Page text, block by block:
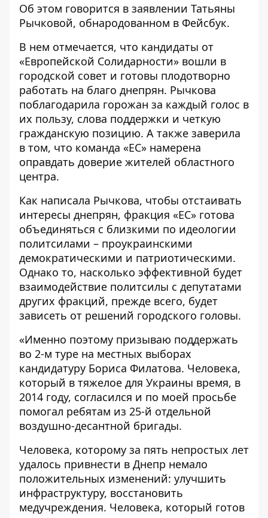
Об этом говорится в заявлении Татьяны
Рычковой, обнародованном в Фейсбук.
В нем отмечается, что кандидаты от
«Европейской Солидарности» вошли в
городской совет и готовы плодотворно
работать на благо днепрян. Рычкова
поблагодарила горожан за каждый голос в
их пользу, слова поддержки и четкую
гражданскую позицию. А также заверила
в том, что команда «ЕС» намерена
оправдать доверие жителей областного
центра.
Как написала Рычкова, чтобы отстаивать
интересы днепрян, фракция «ЕС» готова
объединяться с близкими по идеологии
политсилами – проукраинскими
демократическими и патриотическими.
Однако то, насколько эффективной будет
взаимодействие политсилы с депутатами
других фракций, прежде всего, будет
зависеть от решений городского головы.
«Именно поэтому призываю поддержать
во 2-м туре на местных выборах
кандидатуру Бориса Филатова. Человека,
который в тяжелое для Украины время, в
2014 году, согласился и по моей просьбе
помогал ребятам из 25-й отдельной
воздушно-десантной бригады.
Человека, которому за пять непростых лет
удалось привнести в Днепр немало
положительных изменений: улучшить
инфраструктуру, восстановить
медучреждения. Человека, который готов